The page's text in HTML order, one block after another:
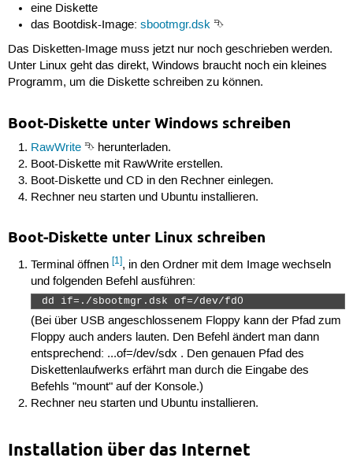
eine Diskette
das Bootdisk-Image:sbootmgr.dsk ⮷
Das Disketten-Image muss jetzt nur noch geschrieben werden.
Unter Linux geht das direkt, Windows braucht noch ein kleines
Programm, um die Diskette schreiben zu können.
Boot-Diskette unter Windows schreiben
RawWrite ⮷ herunterladen.
Boot-Diskette mit RawWrite erstellen.
Boot-Diskette und CD in den Rechner einlegen.
Rechner neu starten und Ubuntu installieren.
Boot-Diskette unter Linux schreiben
Terminal öffnen[1], in den Ordner mit dem Image wechseln
und folgenden Befehl ausführen:
dd if=./sbootmgr.dsk of=/dev/fd0
(Bei über USB angeschlossenem Floppy kann der Pfad zum
Floppy auch anders lauten. Den Befehl ändert man dann
entsprechend: ...of=/dev/sdx . Den genauen Pfad des
Diskettenlaufwerks erfährt man durch die Eingabe des
Befehls "mount" auf der Konsole.)
Rechner neu starten und Ubuntu installieren.
Installation über das Internet